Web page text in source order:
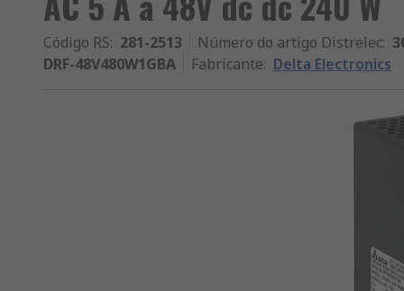
Código RS: 281-2513 Número do artigo Distrelec:
DRF-48V480W1GBA
Fabricante: Delta Electronics